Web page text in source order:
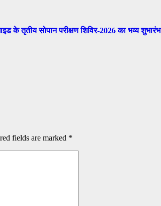
के तृतीय सोपान परीक्षण शिविर-2026 का भव्य शुभारंभ
fields are marked *